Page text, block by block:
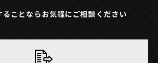
ことならお気軽にご相談ください